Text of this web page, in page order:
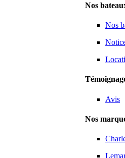
Nos
Nos
Avis
Nos